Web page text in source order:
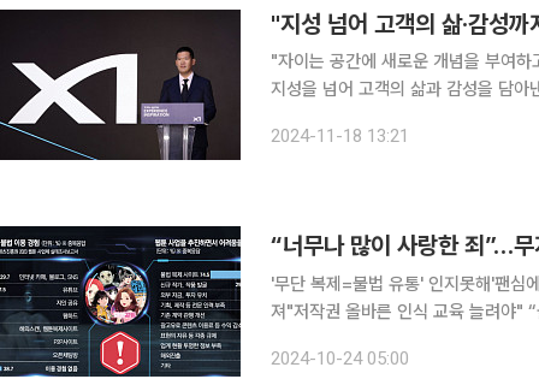
"자이는 공간에 새로운 개념을 부여
지성을 넘어 고객의 삶과 감성을 담아낸 공간으로
BI(Brand Identity)를 선보이며 브랜
2024-11-18 13:21
“너무나 많이 사랑한 죄”…
'무단 복제=불법 유통' 인지못해'팬심
져"저작권 올바른 인식 교육 늘려야" “몰랐어요. 웹툰을 사랑하니까, 해외 팬들도 이 재밌는 작품들
2024-10-24 05:00